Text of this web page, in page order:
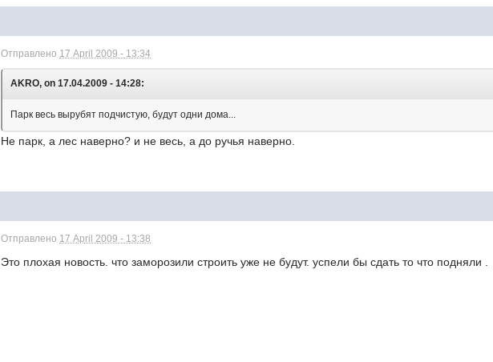
Отправлено 17 April 2009 - 13:34
AKRO, on 17.04.2009 - 14:28:
Парк весь вырубят подчистую, будут одни дома...
Не парк, а лес наверно? и не весь, а до ручья наверно.
Отправлено 17 April 2009 - 13:38
Это плохая новость. что заморозили строить уже не будут. успели бы сдать то что подняли .